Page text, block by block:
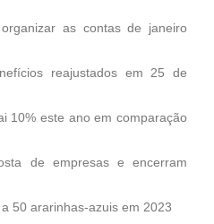
as contas de janeiro
reajustados em 25 de
10% este ano em comparação
de empresas e encerram
50 ararinhas-azuis em 2023